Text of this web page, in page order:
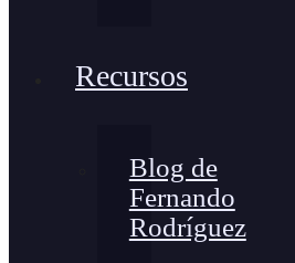
Recursos
Blog de
Fernando
Rodríguez